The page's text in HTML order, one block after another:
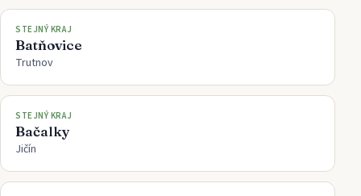
STEJNÝ KRAJ
Batňovice
Trutnov
STEJNÝ KRAJ
Bačalky
Jičín